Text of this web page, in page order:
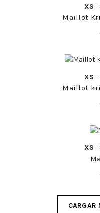
XS
Maillot
XS
Maillot
XS
CARGAR